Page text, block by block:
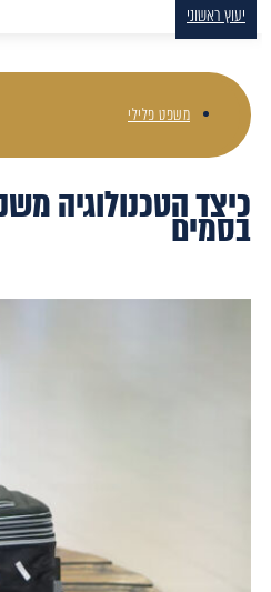
יעוץ ראשוני
משפט פלילי
כיצד הטכנולוגיה
בסמים